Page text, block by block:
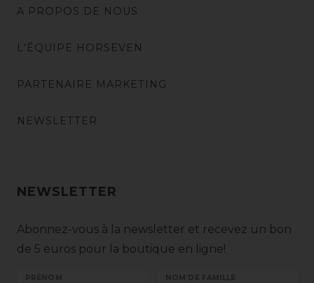
A PROPOS DE NOUS
L'ÉQUIPE HORSEVEN
PARTENAIRE MARKETING
NEWSLETTER
NEWSLETTER
Abonnez-vous à la newsletter et recevez un bon
de 5 euros pour la boutique en ligne!
PRÉNOM NOM DE FAMILLE